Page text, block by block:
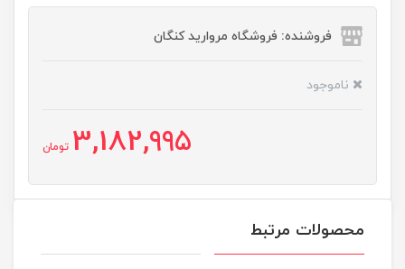
فروشنده: فروشگاه مروارید کنگان
ناموجود
3,182,995 تومان
محصولات مرتبط